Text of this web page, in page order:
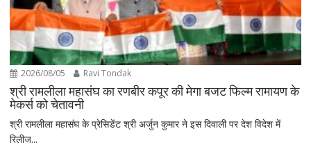
2026/08/05 Ravi Tondak
श्री रामलीला महासंघ का रणबीर कपूर की मेगा बजट फिल्म रामायण के
मेकर्स को चेतावनी
श्री रामलीला महासंघ के प्रेसिडेंट श्री अर्जुन कुमार ने इस दिवाली पर देश विदेश में
रिलीज...